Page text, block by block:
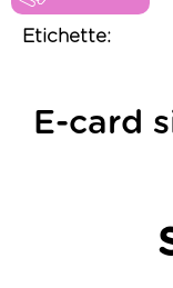
Etichette:
E-card